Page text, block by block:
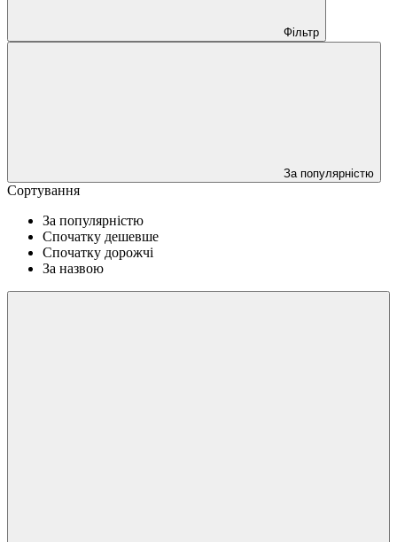
Фільтр
За популярністю
Сортування
За популярністю
Спочатку дешевше
Спочатку дорожчі
За назвою